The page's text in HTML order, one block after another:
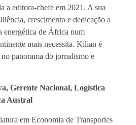
a editora-chefe em 2021. A sua
crescimento e dedicação a
energética de África num
mais necessita. Kilian é
panorama do jornalismo e
Gerente Nacional, Logística
Austral
em Economia de Transportes